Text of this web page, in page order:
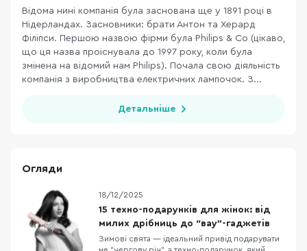
Відома нині компанія була заснована ще у 1891 році в
Нідерландах. Засновники: брати Антон та Херард
Філіпси. Першою назвою фірми була Philips & Co (цікаво,
що ця назва проіснувала до 1997 року, коли була
змінена на відомий нам Philips). Почала свою діяльність
компанія з виробництва електричних лампочок. З...
Детальніше
Огляди
18/12/2025
15 техно-подарунків для жінок: від
милих дрібниць до “вау”-гаджетів
Зимові свята — ідеальний привід подарувати